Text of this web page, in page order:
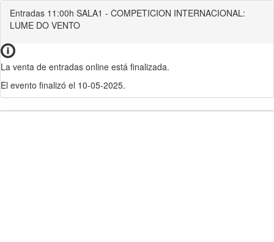
Entradas 11:00h SALA1 - COMPETICION INTERNACIONAL:
LUME DO VENTO
La venta de entradas online está finalizada.
El evento finalizó el 10-05-2025.